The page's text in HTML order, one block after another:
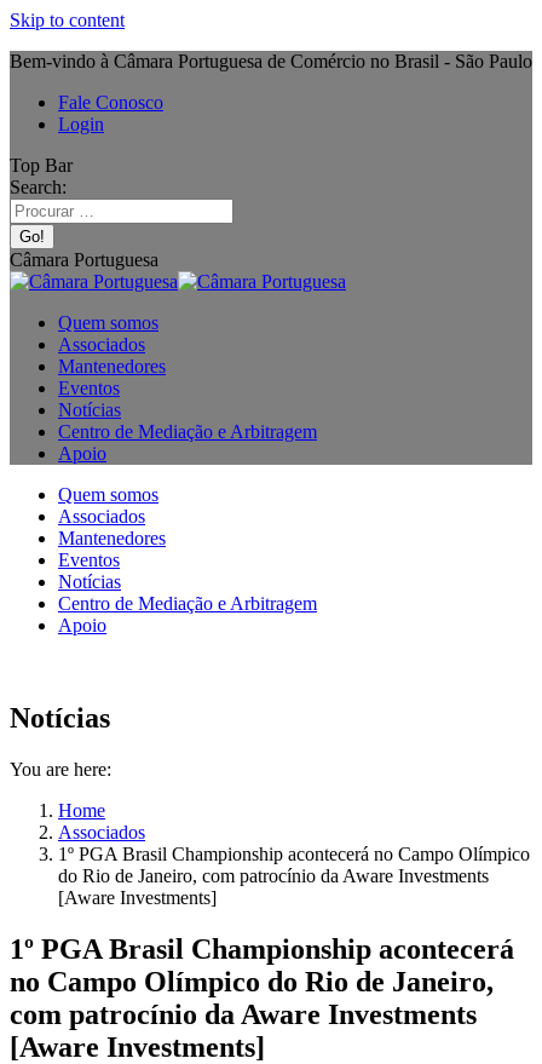
Skip to content
Bem-vindo à Câmara Portuguesa de Comércio no Brasil - São Paulo
Fale Conosco
Login
Top Bar
Search:
Câmara Portuguesa
Quem somos
Associados
Mantenedores
Eventos
Notícias
Centro de Mediação e Arbitragem
Apoio
Quem somos
Associados
Mantenedores
Eventos
Notícias
Centro de Mediação e Arbitragem
Apoio
Notícias
You are here:
Home
Associados
1º PGA Brasil Championship acontecerá no Campo Olímpico
do Rio de Janeiro, com patrocínio da Aware Investments
[Aware Investments]
1º PGA Brasil Championship acontecerá
no Campo Olímpico do Rio de Janeiro,
com patrocínio da Aware Investments
[Aware Investments]